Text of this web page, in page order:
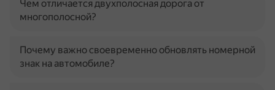
Чем отличается двухполосная дорога от
многополосной?
Почему важно своевременно обновлять номерной
знак на автомобиле?